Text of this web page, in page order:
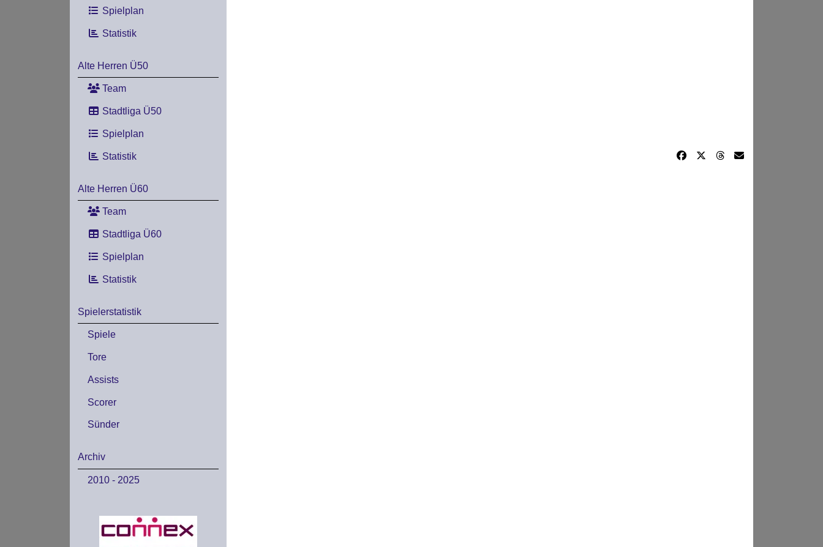
Spielplan
Statistik
Alte Herren Ü50
Team
Stadtliga Ü50
Spielplan
Statistik
Alte Herren Ü60
Team
Stadtliga Ü60
Spielplan
Statistik
Spielerstatistik
Spiele
Tore
Assists
Scorer
Sünder
Archiv
2010 - 2025